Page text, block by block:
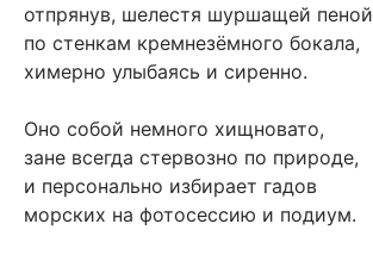
отпрянув, шелестя шуршащей пеной
по стенкам кремнезёмного бокала,
химерно улыбаясь и сиренно.
Оно собой немного хищновато,
зане всегда стервозно по природе,
и персонально избирает гадов
морских на фотосессию и подиум.